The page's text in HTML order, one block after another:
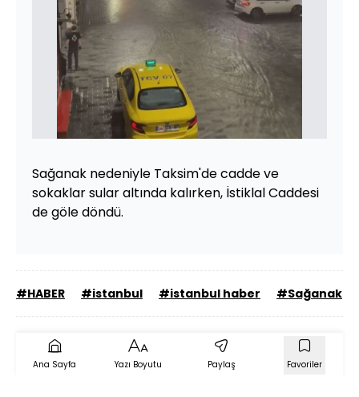
Sağanak nedeniyle Taksim'de cadde ve
sokaklar sular altında kalırken, İstiklal Caddesi
de göle döndü.
#HABER #istanbul #istanbul haber #Sağanak
Ana Sayfa Yazı Boyutu Paylaş Favoriler